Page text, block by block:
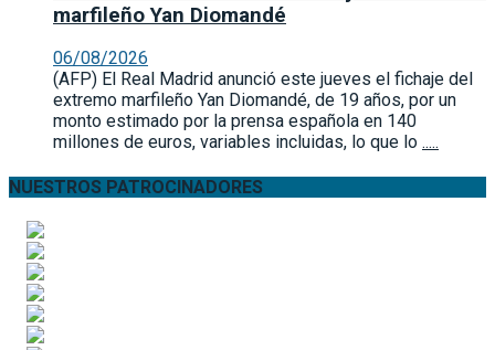
marfileño Yan Diomandé
06/08/2026
(AFP) El Real Madrid anunció este jueves el fichaje del
extremo marfileño Yan Diomandé, de 19 años, por un
monto estimado por la prensa española en 140
millones de euros, variables incluidas, lo que lo .....
NUESTROS PATROCINADORES